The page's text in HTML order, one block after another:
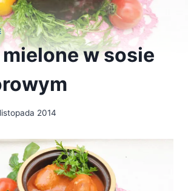
w sosie
2014